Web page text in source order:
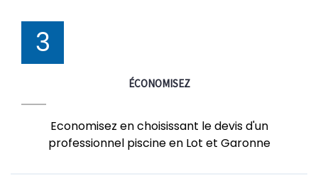
3
ÉCONOMISEZ
Economisez en choisissant le devis d'un
professionnel piscine en Lot et Garonne